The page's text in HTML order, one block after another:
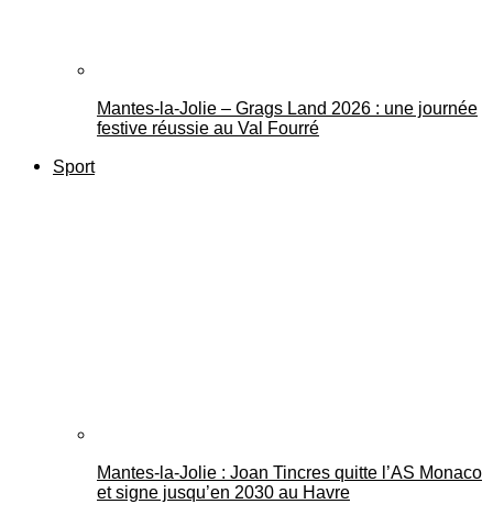
Mantes-la-Jolie – Grags Land 2026 : une journée
festive réussie au Val Fourré
Sport
Mantes-la-Jolie : Joan Tincres quitte l’AS Monaco
et signe jusqu’en 2030 au Havre